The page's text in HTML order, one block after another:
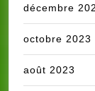
décembre
octobre 2023
août 2023